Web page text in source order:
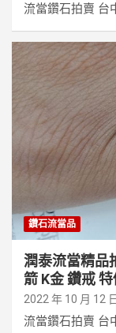
流當鑽石拍賣 台
鑽石流當品
潤泰流當精品
箭 K金 鑽戒
2022 年 10 月 12
流當鑽石拍賣 台